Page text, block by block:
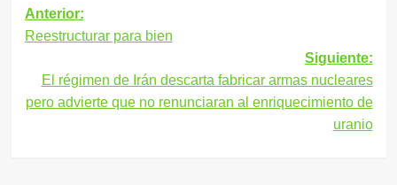
Navegación
de
entradas
Anterior:
Reestructurar para bien
Siguiente:
El régimen de Irán descarta fabricar armas nucleares
pero advierte que no renunciaran al enriquecimiento de
uranio